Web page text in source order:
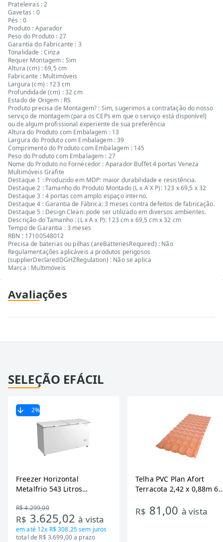
Prateleiras : 2
Gavetas : 0
Pés : 0
Produto : Aparador
Peso do Produto : 27
Garantia do Fabricante : 3
Tonalidade : Cinza
Requer Montagem : Sim
Altura (cm) : 69,5 cm
Fabricante : Multimóveis
Largura (cm) : 123 cm
Profundidade (cm) : 32 cm
Estado de Origem : RS
Produto precisa de Montagem? : Sim, sugerimos a contratação do nosso
serviço de montagem (para os CEPs em que o serviço está disponível)
ou de algum profissional experiente de sua preferência
Altura do Produto com Embalagem : 13
Largura do Produto com Embalagem : 39
Comprimento do Produto com Embalagem : 145
Peso do Produto com Embalagem : 27
Nome do Produto no Fornecedor : Aparador Buffet 4 portas Veneza
Multimóveis Grafite
Destaque 1 : Produzido em MDP: maior durabilidade e resistência.
Destaque 2 : Tamanho do Produto Montado (L x A X P): 123 x 69,5 x 32
Destaque 3 : 4 portas com amplo espaço interno.
Destaque 4 : Garantia de Fábrica: 3 meses contra defeitos de fabricação.
Destaque 5 : Design Clean: pode ser utilizado em diversos ambientes.
Descrição do Tamanho : (L x A x P): 123 cm x 69,5 cm x 32 cm
Tempo de Garantia : 3 meses
RBN : 17100548012
Precisa de baterias ou pilhas (areBatteriesRequired) : Não
Regulamentações aplicáveis a produtos perigosos
(supplierDeclaredDGHZRegulation) : Não se aplica
Marca : Multimóveis
Avaliações
SELEÇÃO EFÁCIL
2%
Freezer Horizontal
Metalfrio 543 Litros
Tecnologia Inverter, Branco,
Bivolt
R$ 4.299,00
R$ 3.625,02à vista
em até 12x R$ 308,25sem juros
total de R$ 3.699,00 a prazo
Telha PVC Plan Afort
Terracota 2,42 x 0,88m 6
R$ 81,00 à vista